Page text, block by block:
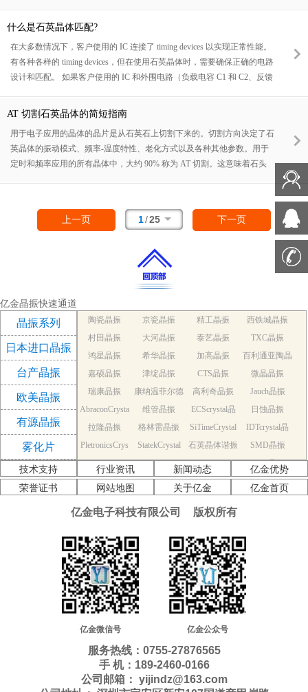
解决诸多现有问题,开启全新的应用篇章.
什么是石英晶体匹配?
在大多数情况下，客户使用的 IC 连接了 timing devices 以实现正常性能。
有各种各样的 timing devices，但在使用石英晶体时，需要确保正确的电路
设计和匹配。 如果客户使用的 IC 和外围电路（负载电容 C1 和 C2、反馈
误动作。石英晶体是一种“无源晶振 ”，不能独立工作。 因此，利用压电
和振动。 为了通过将压电现象产生的机械振动转换为电信号来获得频
率，需要一个振荡器电路通过振荡换能器来连续产生频率。
AT 切割石英晶体的简短指南
用于电子应用的晶体的晶片是从石英石上切割下来的。切割方向决定了石
英晶体的振动模式、频率-温度特性、老化方式以及各种其他参数。用于
定时和频率应用的所有晶体中，大约 90% 称为 AT 切割。这意味着石头
或降低的对称点）为 25 °C。当一批晶体必须表现出相同的特性时，切割
角度尤为关键。在这里，行业标准做法是将切割角度指定为 ±15 秒以内
度特性变化。与所有电子元件一样，公差非常小的零件比公差较小的零件
成本更高，这主要是因为在更严格的公差下可以实现的产量更加有限。
上一页 1/25 下一页
亿金晶振快速通道
晶振系列
日本进口晶振
台产晶振
欧美晶振
有源晶振
雾化片
陶瓷晶振 京瓷晶振 精工晶振
西铁城晶振
村田晶振
大河晶振 泰艺晶振
TXC晶振
鸿星晶振
希华晶振 加高晶振
百利通亚陶晶
振
嘉硕晶振 津绽晶振 CTS晶振
微晶晶振
瑞康晶振
康纳温菲尔德
晶振
高利奇晶振
Jauch晶振
AbraconCrysta
l晶振
维管晶振
ECScrystal晶
振
日蚀晶振
拉隆晶振
格林雷晶振
SiTimeCrystal
晶振
IDTcrystal晶
振
PletronicsCrys
tal晶振
StatekCrystal
晶振
石英晶体谐振
器
SMD晶振
KDS Quartz cr
ystal
NDK Quartz c
rystal
EPSON Quart
z crystal
AEK晶振
AEL晶振
Cardinal晶振 Crystek晶振
Euroquartz晶
振
KVG晶振
MMDCOMP
MtronPTI晶振
QuartzCom晶
振
QuartzChnik
SUNTSU晶振
Transko晶振
WI2WI晶振
富士晶振
MERCURY晶
振
韩国三呢晶振
ITTI晶振 ACT晶振
Lihom晶振
rubyquartz晶
Oscilent晶振
SHINSUNG
晶振
SMI晶振 PDI晶振
C-TECH晶振
Microchip晶
NIC晶振
QVS晶振 Bomar晶振
GED晶振
FILTRONETI
STD晶振
技术支持 行业资讯 新闻动态
亿金优势
荣誉证书
网站地图 关于亿金 亿金首页
亿金电子科技有限公司 版权所有
亿金微信号 亿金公众号
服务热线：0755-27876565
手 机：189-2460-0166
公司邮箱： yijindz@163.com